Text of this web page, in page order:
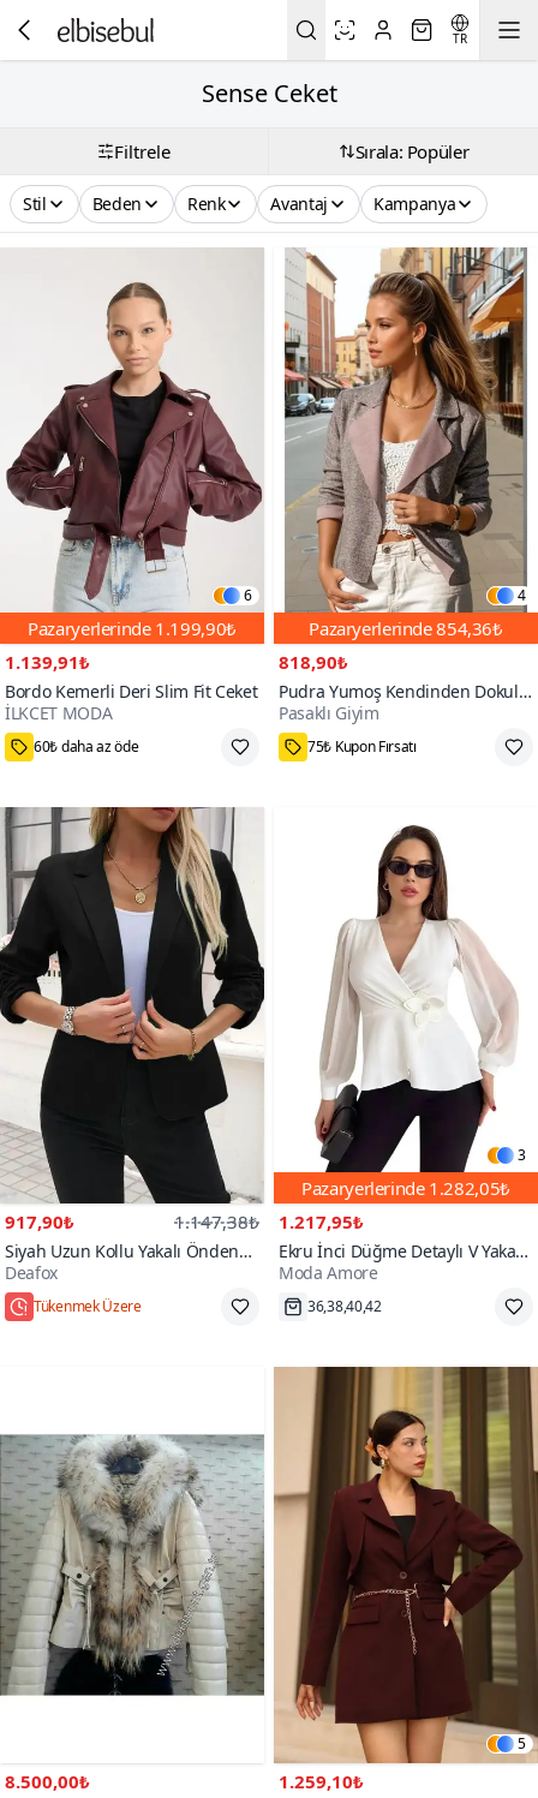
TR
Sense Ceket
Filtrele Sırala: Popüler
Stil Beden Renk Avantaj Kampanya
6
Pazaryerlerinde 1.199,90₺
1.139,91₺
Bordo Kemerli Deri Slim Fit Ceket
İLKCET MODA
M,L
4
Pazaryerlerinde854,36₺
818,90₺
Pudra Yumoş Kendinden Dokulu
Uzun Kollu Triko Hırka Ceket
Pasaklı Giyim
35₺ daha az öde
917,90₺ 1.147,38₺
Siyah Uzun Kollu Yakalı Önden
Düğmeli Kollar Büzgü Detaylı
Atlas Ceket
Deafox
Hızlı Kargo
3
Pazaryerlerinde 1.282,05₺
1.217,95₺
Ekru İnci Düğme Detaylı V Yaka
Modern Ve Şık Tasarım Ceket
Moda Amore
Hızlı Kargo
8.500,00₺
5
1.259,10₺